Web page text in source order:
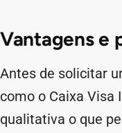
Vantagens e
Antes de solicitar
como o Caixa Visa
qualitativa o que